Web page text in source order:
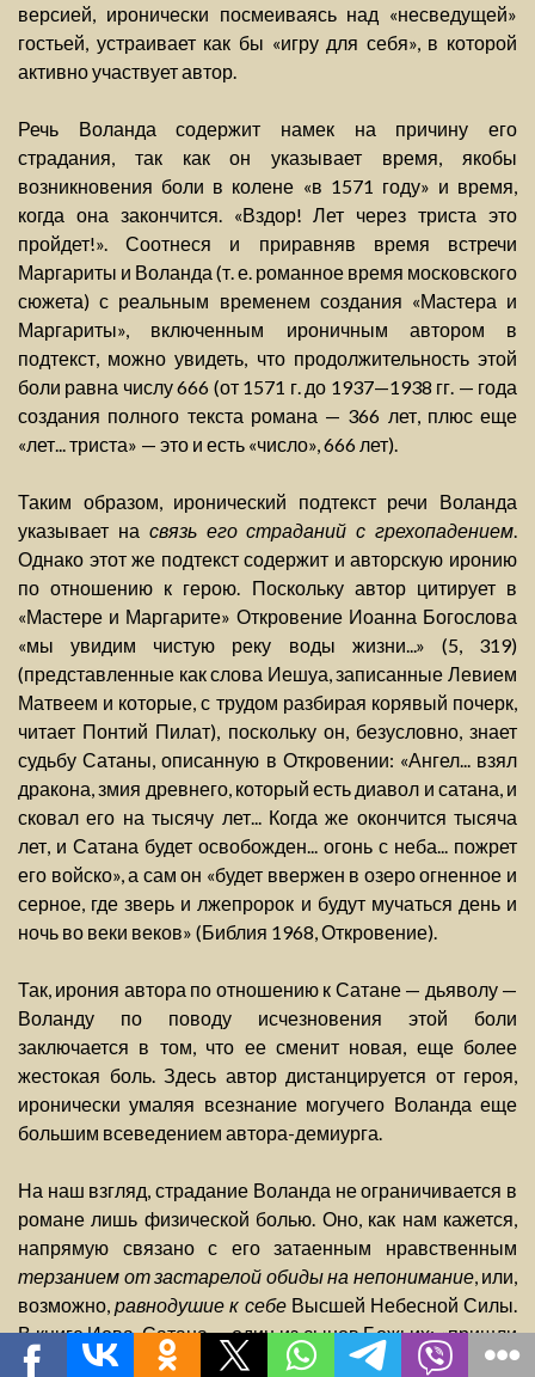
версией, иронически посмеиваясь над «несведущей»
гостьей, устраивает как бы «игру для себя», в которой
активно участвует автор.
Речь Воланда содержит намек на причину его
страдания, так как он указывает время, якобы
возникновения боли в колене «в 1571 году» и время,
когда она закончится. «Вздор! Лет через триста это
пройдет!». Соотнеся и приравняв время встречи
Маргариты и Воланда (т. е. романное время московского
сюжета) с реальным временем создания «Мастера и
Маргариты», включенным ироничным автором в
подтекст, можно увидеть, что продолжительность этой
боли равна числу 666 (от 1571 г. до 1937—1938 гг. — года
создания полного текста романа — 366 лет, плюс еще
«лет... триста» — это и есть «число», 666 лет).
Таким образом, иронический подтекст речи Воланда
указывает на связь его страданий с грехопадением.
Однако этот же подтекст содержит и авторскую иронию
по отношению к герою. Поскольку автор цитирует в
«Мастере и Маргарите» Откровение Иоанна Богослова
«мы увидим чистую реку воды жизни...» (5, 319)
(представленные как слова Иешуа, записанные Левием
Матвеем и которые, с трудом разбирая корявый почерк,
читает Понтий Пилат), поскольку он, безусловно, знает
судьбу Сатаны, описанную в Откровении: «Ангел... взял
дракона, змия древнего, который есть диавол и сатана, и
сковал его на тысячу лет... Когда же окончится тысяча
лет, и Сатана будет освобожден... огонь с неба... пожрет
его войско», а сам он «будет ввержен в озеро огненное и
серное, где зверь и лжепророк и будут мучаться день и
ночь во веки веков» (Библия 1968, Откровение).
Так, ирония автора по отношению к Сатане — дьяволу —
Воланду по поводу исчезновения этой боли
заключается в том, что ее сменит новая, еще более
жестокая боль. Здесь автор дистанцируется от героя,
иронически умаляя всезнание могучего Воланда еще
большим всеведением автора-демиурга.
На наш взгляд, страдание Воланда не ограничивается в
романе лишь физической болью. Оно, как нам кажется,
напрямую связано с его затаенным нравственным
терзанием от застарелой обиды на непонимание, или,
возможно,равнодушие к себеВысшей Небесной Силы.
В книге Иова, Сатана — один из сынов Божьих: «пришли
сыны Божьи предстать перед Господом, между ними